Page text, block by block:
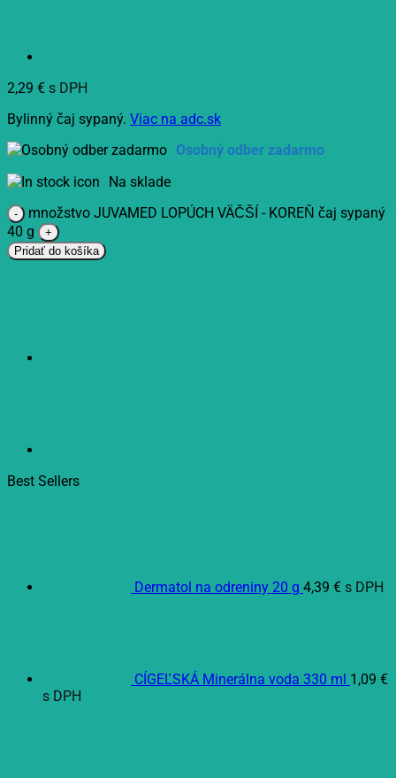
2,29 € s DPH
Bylinný čaj sypaný. Viac na adc.sk
Osobný odber zadarmo
Na sklade
množstvo JUVAMED LOPÚCH VÄČŠÍ - KOREŇ čaj sypaný
40 g
Pridať do košíka
Best Sellers
Dermatol na odreniny 20 g 4,39 € s DPH
CÍGEĽSKÁ Minerálna voda 330 ml 1,09 €
s DPH